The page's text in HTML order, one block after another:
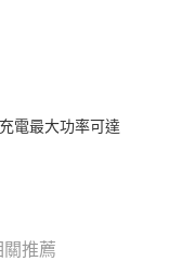
電最大功率可達
關推薦